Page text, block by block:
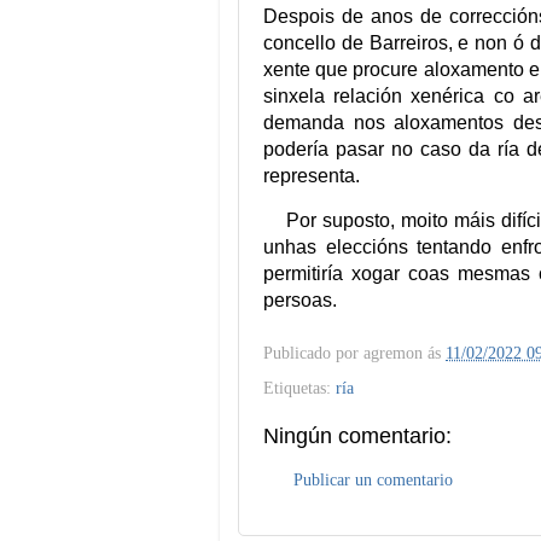
Despois de anos de
concello de Barreiros, e non ó
xente que procure aloxamento
sinxela relación xenérica co
demanda nos aloxamentos
podería pasar no caso da ría
representa.
Por suposto, moito máis
unhas eleccións tentando
permitiría xogar coas
persoas.
Publicado por agremon ás 11/02/2022
Etiquetas: ría
Ningún comentario:
Publicar un comentario